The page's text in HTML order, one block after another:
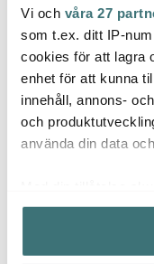
Vi och våra 27
som t.ex. ditt IP-
cookies för att lagra
enhet för att kunna
innehåll, annons-
och
använda din data
Samla in
kan ha en
Identifiera din
Scanpan
CTX Stekpanna 26
2049 kr
I lager
Låt dig